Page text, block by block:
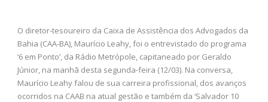
O diretor-tesoureiro da Caixa de Assistência dos Advogados da
Bahia (CAA-BA), Maurício Leahy, foi o entrevistado do programa
‘6 em Ponto’, da Rádio Metrópole, capitaneado por Geraldo
Júnior, na manhã desta segunda-feira (12/03). Na conversa,
Maurício Leahy falou de sua carreira profissional, dos avanços
ocorridos na CAAB na atual gestão e também da ‘Salvador 10